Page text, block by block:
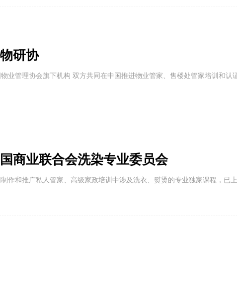
研协
业管理协会旗下机构 双方共同在中国推进物业管家、售楼处管家培训和认
商业联合会洗染专业委员会
作和推广私人管家、高级家政培训中涉及洗衣、熨烫的专业独家课程，已